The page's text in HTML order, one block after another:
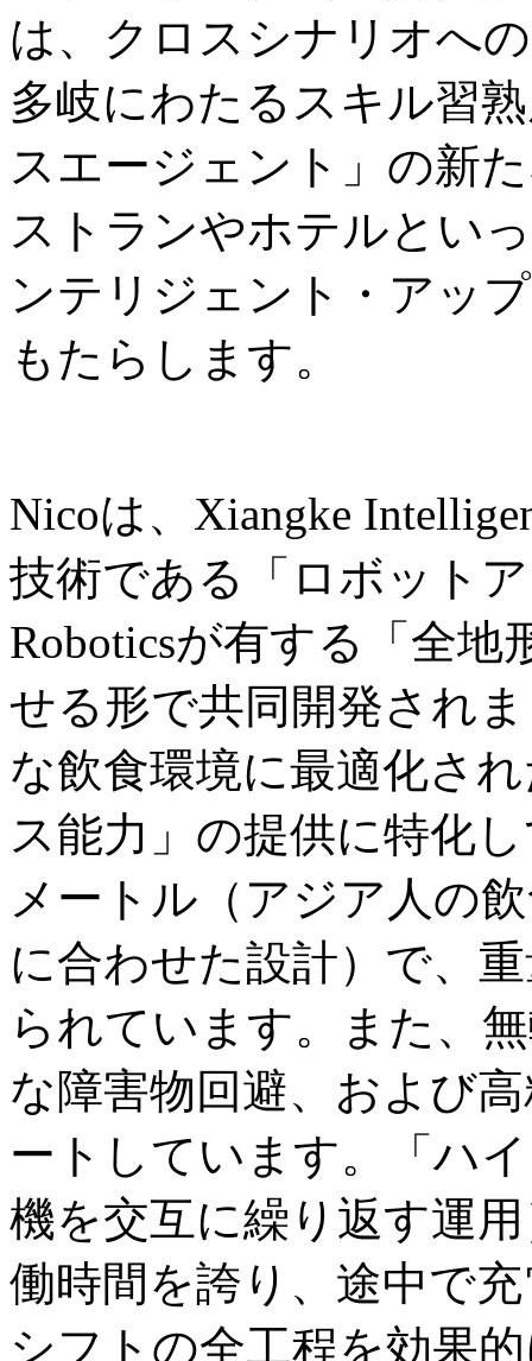
は、クロスシナリオへ
多岐にわたるスキル習
スエージェント」の新
ストランやホテルとい
ンテリジェント・アッ
もたらします。
Nicoは、Xiangke
技術である「ロボット
Roboticsが有する「全
せる形で共同開発され
な飲食環境に最適化さ
ス能力」の提供に特化
メートル（アジア人の
に合わせた設計）で、
られています。また、
な障害物回避、および
ートしています。「ハ
機を交互に繰り返す運
働時間を誇り、途中で
シフトの全工程を効果